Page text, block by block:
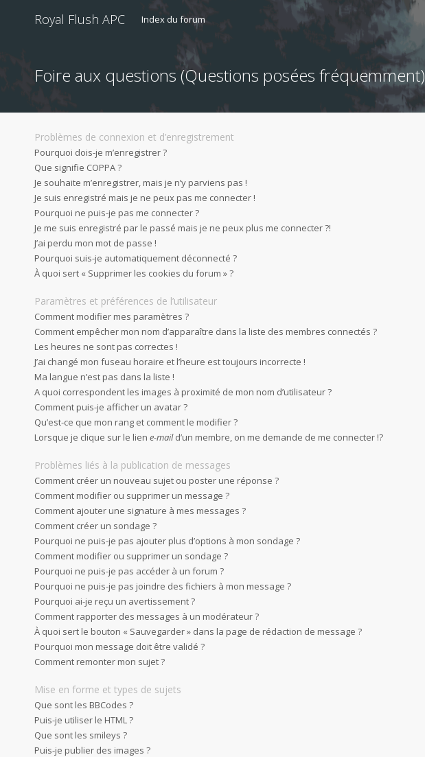
Royal Flush APC Index du forum
Foire aux questions (Questions posées fréquemment)
Problèmes de connexion et d’enregistrement
Pourquoi dois-je m’enregistrer ?
Que signifie COPPA ?
Je souhaite m’enregistrer, mais je n’y parviens pas !
Je suis enregistré mais je ne peux pas me connecter !
Pourquoi ne puis-je pas me connecter ?
Je me suis enregistré par le passé mais je ne peux plus me connecter ?!
J’ai perdu mon mot de passe !
Pourquoi suis-je automatiquement déconnecté ?
À quoi sert « Supprimer les cookies du forum » ?
Paramètres et préférences de l’utilisateur
Comment modifier mes paramètres ?
Comment empêcher mon nom d’apparaître dans la liste des membres connectés ?
Les heures ne sont pas correctes !
J’ai changé mon fuseau horaire et l’heure est toujours incorrecte !
Ma langue n’est pas dans la liste !
A quoi correspondent les images à proximité de mon nom d’utilisateur ?
Comment puis-je afficher un avatar ?
Qu’est-ce que mon rang et comment le modifier ?
Lorsque je clique sur le lien e-maild’un membre, on me demande de me connecter !?
Problèmes liés à la publication de messages
Comment créer un nouveau sujet ou poster une réponse ?
Comment modifier ou supprimer un message ?
Comment ajouter une signature à mes messages ?
Comment créer un sondage ?
Pourquoi ne puis-je pas ajouter plus d’options à mon sondage ?
Comment modifier ou supprimer un sondage ?
Pourquoi ne puis-je pas accéder à un forum ?
Pourquoi ne puis-je pas joindre des fichiers à mon message ?
Pourquoi ai-je reçu un avertissement ?
Comment rapporter des messages à un modérateur ?
À quoi sert le bouton « Sauvegarder » dans la page de rédaction de message ?
Pourquoi mon message doit être validé ?
Comment remonter mon sujet ?
Mise en forme et types de sujets
Que sont les BBCodes ?
Puis-je utiliser le HTML ?
Que sont les smileys ?
Puis-je publier des images ?